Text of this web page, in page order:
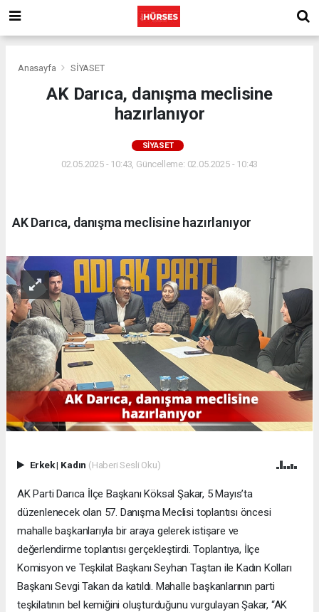
Anasayfa SİYASET
AK Darıca, danışma meclisine
hazırlanıyor
SİYASET
02.05.2025 - 10:43, Güncelleme: 02.05.2025 - 10:43
AK Darıca, danışma meclisine hazırlanıyor
Erkek| Kadın (Haberi Sesli Oku)
AK Parti Darıca İlçe Başkanı Köksal Şakar, 5 Mayıs’ta
düzenlenecek olan 57. Danışma Meclisi toplantısı öncesi
mahalle başkanlarıyla bir araya gelerek istişare ve
değerlendirme toplantısı gerçekleştirdi. Toplantıya, İlçe
Komisyon ve Teşkilat Başkanı Seyhan Taştan ile Kadın Kolları
Başkanı Sevgi Takan da katıldı. Mahalle başkanlarının parti
teşkilatının bel kemiğini oluşturduğunu vurgulayan Şakar, “AK